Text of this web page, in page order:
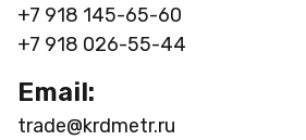
+7 918 145-65-60
+7 918 026-55-44
Email:
trade@krdmetr.ru